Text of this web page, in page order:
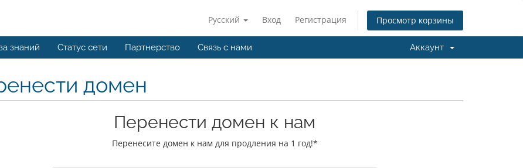
Русский Вход Регистрация Просмотр корзины
знаний Статус сети Партнерство Связь с нами Аккаунт
домен
Перенести домен к нам
Перенесите домен к нам для продления на 1 год!*